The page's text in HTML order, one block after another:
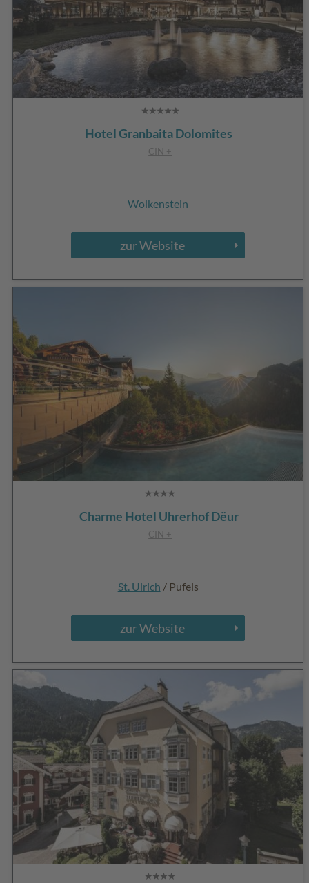
Hotel Granbaita Dolomites
CIN +
Wolkenstein
zur Website
Charme Hotel Uhrerhof Dëur
CIN +
St. Ulrich / Pufels
zur Website